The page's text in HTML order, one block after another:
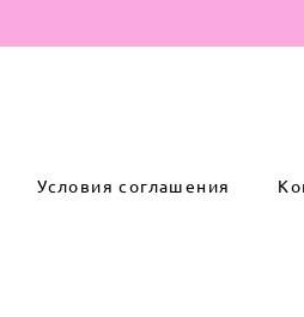
Условия соглашения